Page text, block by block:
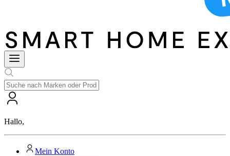
Hallo,
Mein Konto